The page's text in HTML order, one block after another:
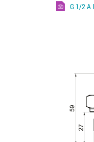
G 1/2 A